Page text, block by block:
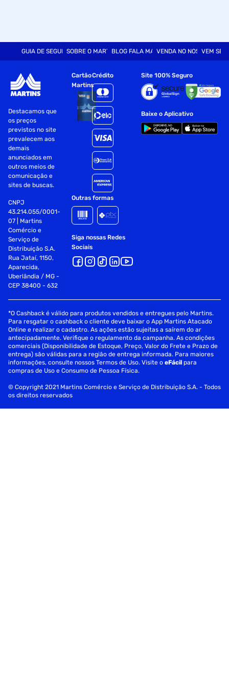
GUIA DE SEGURANÇASOBRE O MARTINSBLOG FALA MARTVENDA NO NOSSO SITE
VEM SER
Destacamos que
os preços
previstos no site
prevalecem aos
demais
anunciados em
outros meios de
comunicação e
sites de buscas.
CNPJ
43.214.055/0001-
07 | Martins
Comércio e
Serviço de
Distribuição S.A.
Rua Jataí, 1150,
Aparecida,
Uberlândia / MG -
CEP 38400 - 632
Cartão
Martins
Crédito
Outras formas
Siga nossas Redes
Sociais
Site 100% Seguro
Baixe o Aplicativo
*O Cashback é válido para produtos vendidos e entregues pelo Martins.
Para resgatar o cashback o cliente deve baixar o App Martins Atacado
Online e realizar o cadastro. As ações estão sujeitas a saírem do ar
antecipadamente. Verifique o regulamento da campanha. As condições
comerciais (Disponibilidade de Estoque, Preço, Valor do Frete e Prazo de
entrega) são válidas para a região de entrega informada. Para maiores
informações, consulte nossos Termos de Uso. Visite oeFácil para
compras de Uso e Consumo de Pessoa Física.
© Copyright 2021 Martins Comércio e Serviço de Distribuição S.A. - Todos
os direitos reservados